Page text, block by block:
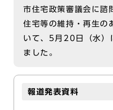
市住宅政策審議会に諮
住宅等の維持・再生の
いて、5月20日（水）
ました。
報道発表資料